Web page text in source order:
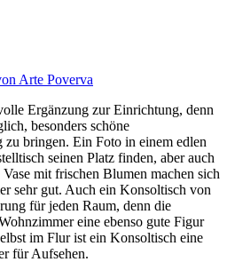
Ergänzung zur Einrichtung, denn
besonders schöne
zu bringen. Ein Foto in einem edlen
seinen Platz finden, aber auch
mit frischen Blumen machen sich
sehr gut. Auch ein Konsoltisch von
für jeden Raum, denn die
eine ebenso gute Figur
im Flur ist ein Konsoltisch eine
für Aufsehen.